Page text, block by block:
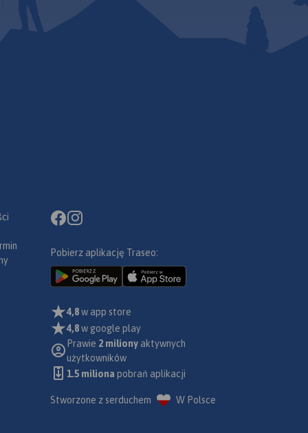
Pobierz aplikację Traseo:
4,8w app store
4,8w google play
Prawie 2 miliony aktywnych
użytkowników
1.5 miliona pobrań aplikacji
Stworzone z serduchem W Polsce